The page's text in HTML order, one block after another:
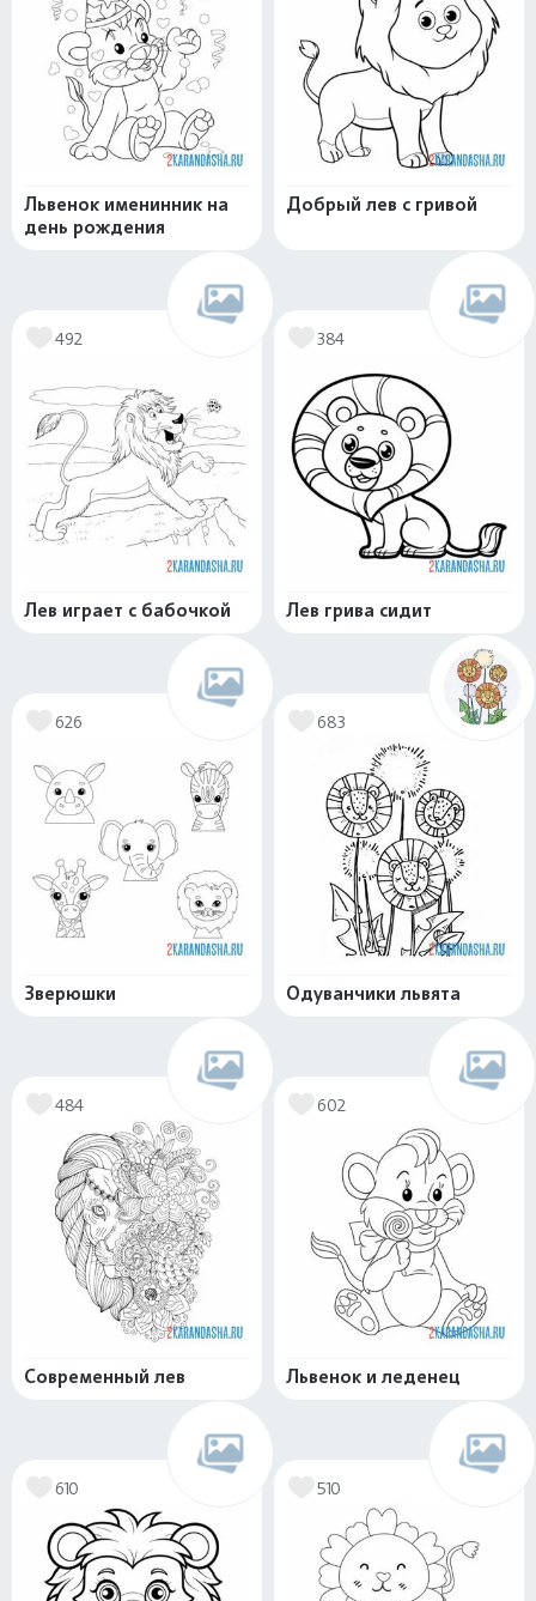
Львенок именинник на
день рождения
Добрый лев с гривой
492
Лев играет с бабочкой
384
Лев грива сидит
626
Зверюшки
683
Одуванчики львята
484
Современный лев
602
Львенок и леденец
610 510